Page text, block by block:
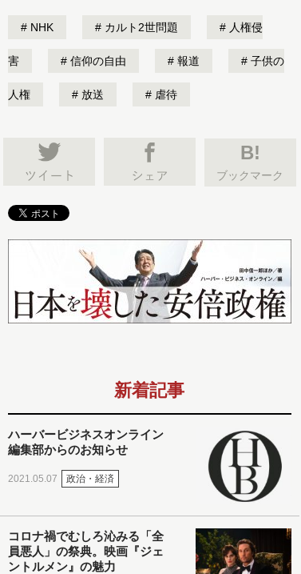
NHK カルト2世問題 人権侵
害 信仰の自由 報道 子供の
人権 放送 虐待
B!
ブックマーク
新着記事
ハーバービジネスオンライン
編集部からのお知らせ
2021.05.07 政治・経済
コロナ禍でむしろ沁みる「全
員悪人」の祭典。映画『ジェ
ントルメン』の魅力